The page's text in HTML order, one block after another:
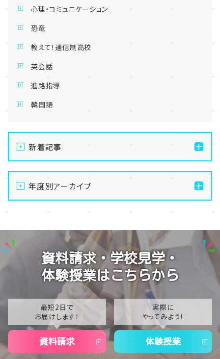
心理・コミュニケーション
恐竜
教えて！通信制高校
英会話
進路指導
韓国語
新着記事
【名古屋】🌺転入生・編入生 出願受付中🌺
【名古屋】🏫名古屋学習センター・スクーリング🏫
【名古屋】🎐2026年・夏季閉校期間のお知らせ🎐
【名古屋】🎐2026年8月スタート🎐
年度別アーカイブ
2025
2024
2023
2021
2020
資料請求・学校見学・
体験授業はこちらから
最短2日で
お届けします！
資料請求
実際に
やってみよう！
体験授業